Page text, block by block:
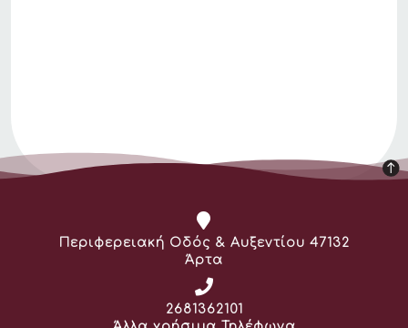
Διεύθυνση:
Περιφερειακή Οδός & Αυξεντίου 47132
Άρτα
Τηλέφωνο:
2681362101